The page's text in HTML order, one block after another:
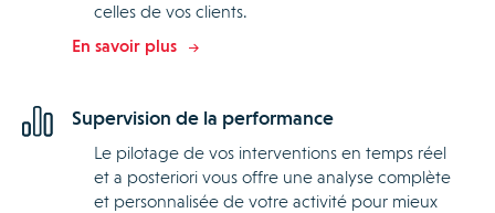
celles de vos clients.
En savoir plus
Supervision de la performance
Le pilotage de vos interventions en temps réel
et a posteriori vous offre une analyse complète
et personnalisée de votre activité pour mieux